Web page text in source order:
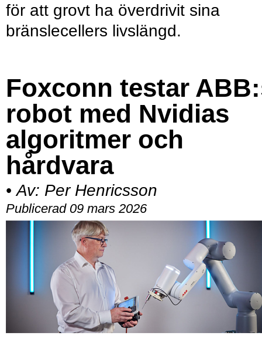
för att grovt ha överdrivit sina
bränslecellers livslängd.
Foxconn testar
robot med Nvidias
algoritmer och
hårdvara
• Av: Per Henricsson
Publicerad 09 mars 2026